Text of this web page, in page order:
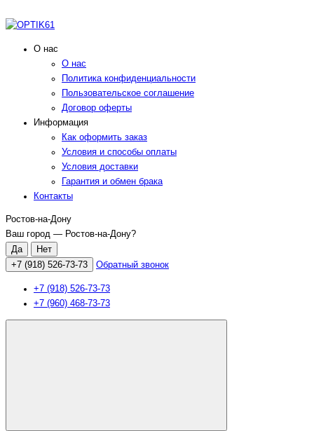
О нас
О нас
Политика конфиденциальности
Пользовательское соглашение
Договор оферты
Информация
Как оформить заказ
Условия и способы оплаты
Условия доставки
Гарантия и обмен брака
Контакты
Ростов-на-Дону
Ваш город — Ростов-на-Дону?
+7 (918) 526-73-73 Обратный звонок
+7 (918) 526-73-73
+7 (960) 468-73-73